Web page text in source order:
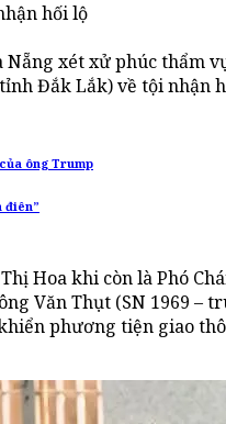
hối lộ
Nẵng xét xử phúc thẩm
Đắk Lắk) về tội nhận
ông Trump
điên”
Hoa khi còn là Phó
Văn Thụt (SN 1969 –
phương tiện giao